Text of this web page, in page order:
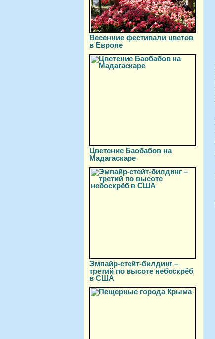
Весенние фестивали цветов
в Европе
Цветение Баобабов на
Мадагаскаре
Эмпайр-стейт-билдинг –
третий по высоте небоскрёб
в США